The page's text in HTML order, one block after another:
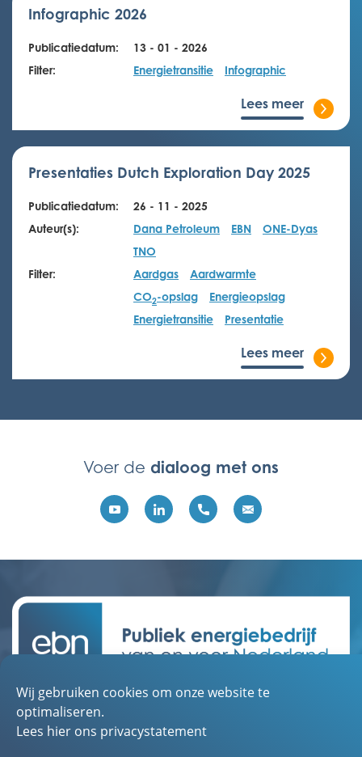
Wij gebruiken cookies om onze website te
optimaliseren.
Lees hier ons privacystatement
Infographic 2026
Publicatiedatum:
13 - 01 - 2026
Filter:
Energietransitie Infographic
Lees meer
Presentaties Dutch Exploration Day 2025
Publicatiedatum:
26 - 11 - 2025
Auteur(s):
Dana Petroleum EBN
ONE-Dyas
TNO
Filter:
Aardgas
Aardwarmte
CO2-opslag
Energieopslag
Energietransitie
Presentatie
Lees meer
Voer de dialoog met ons
Contact
Over EBN